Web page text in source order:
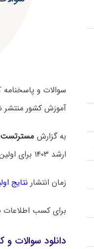
آموزش کشور منتشر
به گزارشمسترتست
ارشد ۱۴۰۳ برای اولین بار در یک روز برگزار شد. در سالهای قبل این آزمون در دو روز متوالی برگزار میشد.
زمان انتشار نتایج
برای کسب
دانلود سوالات و